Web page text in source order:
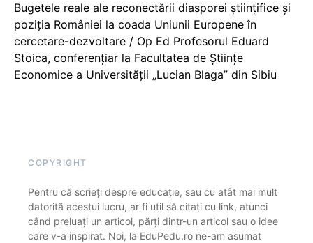
Bugetele reale ale reconectării diasporei științifice și
poziția României la coada Uniunii Europene în
cercetare-dezvoltare / Op Ed Profesorul Eduard
Stoica, conferențiar la Facultatea de Științe
Economice a Universității „Lucian Blaga” din Sibiu
COPYRIGHT
Pentru că scrieți despre educație, sau cu atât mai mult
datorită acestui lucru, ar fi util să citați cu link, atunci
când preluați un articol, părți dintr-un articol sau o idee
care v-a inspirat. Noi, la EduPedu.ro ne-am asumat